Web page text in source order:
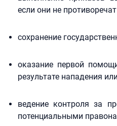
если они не
сохранение
оказание первой
результате нападения
ведение контроля за
потенциальными